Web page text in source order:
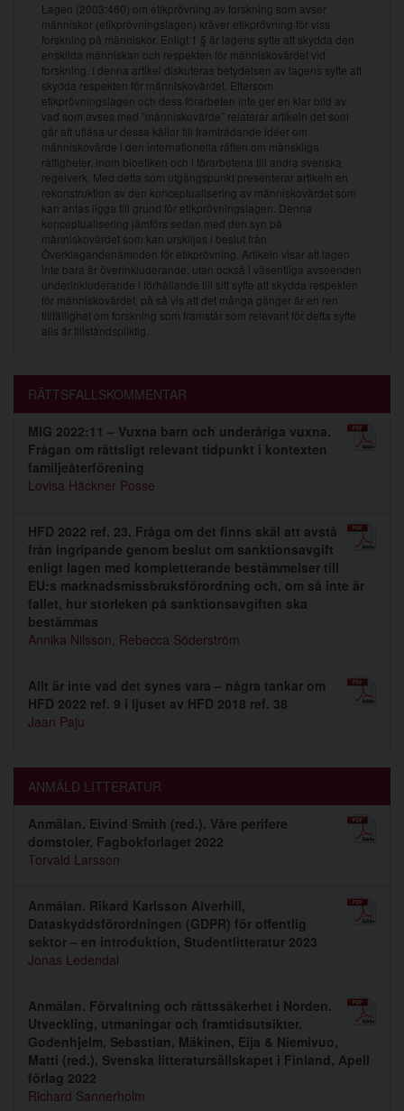
Lagen (2003:460) om etikprövning av forskning som avser
människor (etikprövningslagen) kräver etikprövning för viss
forskning på människor. Enligt 1 § är lagens syfte att skydda den
enskilda människan och respekten för människovärdet vid
forskning. I denna artikel diskuteras betydelsen av lagens syfte att
skydda respekten för människovärdet. Eftersom
etikprövningslagen och dess förarbeten inte ger en klar bild av
vad som avses med ”människovärde” relaterar artikeln det som
går att utläsa ur dessa källor till framträdande idéer om
människovärde i den internationella rätten om mänskliga
rättigheter, inom bioetiken och i förarbetena till andra svenska
regelverk. Med detta som utgångspunkt presenterar artikeln en
rekonstruktion av den konceptualisering av människovärdet som
kan antas ligga till grund för etikprövningslagen. Denna
konceptualisering jämförs sedan med den syn på
människovärdet som kan urskiljas i beslut från
Överklagandenämnden för etikprövning. Artikeln visar att lagen
inte bara är överinkluderande, utan också i väsentliga avseenden
underinkluderande i förhållande till sitt syfte att skydda respekten
för människovärdet, på så vis att det många gånger är en ren
tillfällighet om forskning som framstår som relevant för detta syfte
alls är tillståndspliktig.
RÄTTSFALLSKOMMENTAR
MIG 2022:11 – Vuxna barn och underåriga vuxna.
Frågan om rättsligt relevant tidpunkt i kontexten
familjeåterförening
Lovisa Häckner Posse
HFD 2022 ref. 23. Fråga om det finns skäl att avstå
från ingripande genom beslut om sanktionsavgift
enligt lagen med kompletterande bestämmelser till
EU:s marknadsmissbruksförordning och, om så inte är
fallet, hur storleken på sanktionsavgiften ska
bestämmas
Annika Nilsson, Rebecca Söderström
Allt är inte vad det synes vara – några tankar om
HFD 2022 ref. 9 i ljuset av HFD 2018 ref. 38
Jaan Paju
ANMÄLD LITTERATUR
Anmälan. Eivind Smith (red.), Våre perifere
domstoler, Fagbokforlaget 2022
Torvald Larsson
Anmälan. Rikard Karlsson Alverhill,
Dataskyddsförordningen (GDPR) för offentlig
sektor – en introduktion, Studentlitteratur 2023
Jonas Ledendal
Anmälan. Förvaltning och rättssäkerhet i Norden.
Utveckling, utmaningar och framtidsutsikter.
Godenhjelm, Sebastian, Mäkinen, Eija & Niemivuo,
Matti (red.), Svenska litteratursällskapet i Finland, Apell
förlag 2022
Richard Sannerholm